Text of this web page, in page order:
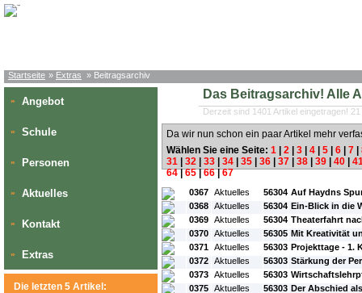
Startseite » Extras » Beitragsarchiv
» Angebot
» Schule
» Personen
» Aktuelles
» Kontakt
» Extras
Die letzten 5 Artikel:
Das Beitragsarchiv! Alle
Derzeit sind 1401 Artikel eingetragen!
Da wir nun schon ein paar Artikel mehr
Wählen Sie eine Seite: 1 2 3 4 5 6 7
31
32 33 34 35 36 37 38 39 40
64|65|66|67
#L: #ID: #Rubrik:
0367 Aktuelles 56304 Auf Haydns
0368 Aktuelles 56304 Ein-Blick in die
0369 Aktuelles 56304 Theaterfahrt
0370 Aktuelles 56305 Mit Kreativität
0371 Aktuelles 56303 Projekttage - 1.
0372 Aktuelles 56303 Stärkung der
0373 Aktuelles 56303
0375 Aktuelles 56303 Der Abschied